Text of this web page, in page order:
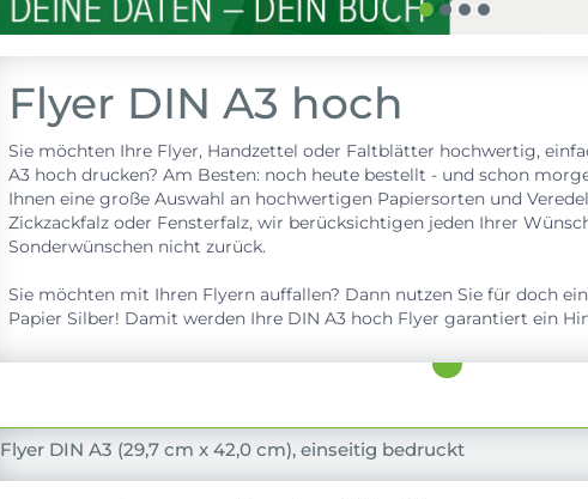
Flyer DIN A3 hoch
Sie möchten Ihre Flyer, Handzettel oder Faltblätter hochwertig,
A3 hoch drucken? Am Besten: noch heute bestellt - und schon
Ihnen eine große Auswahl an hochwertigen Papiersorten und
Zickzackfalz oder Fensterfalz, wir berücksichtigen jeden Ihrer
Sonderwünschen nicht zurück.
Sie möchten mit Ihren Flyern auffallen? Dann nutzen Sie für doch
Papier Silber! Damit werden Ihre DIN A3 hoch Flyer garantiert ein
Flyer DIN A3 (29,7 cm x 42,0 cm), einseitig bedruckt